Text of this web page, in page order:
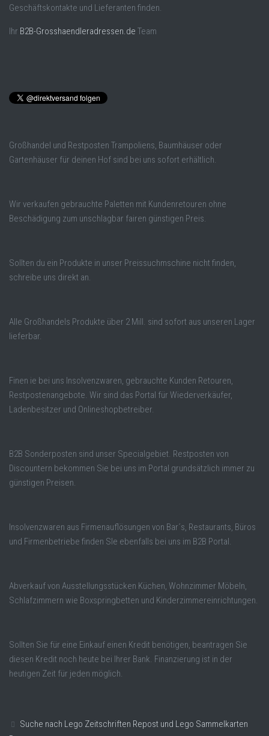
Geschäftskontakte und Lieferanten finden.
Ihr B2B-Grosshaendleradressen.de Team
Großhandel und Restposten Trampoliens, Baumhäuser oder
Gartenhäuser für deinen Hof sind bei uns sofort erhältlich.
Wir verkaufen gebrauchte Paletten mit Kundenretouren ohne
Beschädigung zum unschlagbar fairen günstigen Preis.
Sollten du ein Produkte in unser Preissuchmschine nicht finden,
schreibe uns direkt an.
Alle Großhandels Produkte über 2 Mill. sind sofort aus unseren Lager
lieferbar.
Finen ie bei uns Insolvenzwaren, gebrauchte Kunden Retouren,
Restpostenangebote. Wir sind das Portal für Wiederverkäufer,
Ladenbesitzer und Onlineshopbetreiber.
B2B Sonderposten sind unser Specialgebiet. Restposten von
Discountern bekommen Sie bei uns im Portal grundsätzlich immer zu
günstigen Preisen.
Insolvenzwaren aus Firmenauflösungen von Bar´s, Restaurants, Büros
und Firmenbetriebe finden SIe ebenfalls bei uns im B2B Portal.
Abverkauf von Ausstellungsstücken Küchen, Wohnzimmer Möbeln,
Schlafzimmern wie Boxspringbetten und Kinderzimmereinrichtungen.
Sollten Sie für eine Einkauf einen Kredit benötigen, beantragen Sie
diesen Kredit noch heute bei Ihrer Bank. Finanzierung ist in der
heutigen Zeit für jeden möglich.
Suche nach Lego Zeitschriften Repost und Lego Sammelkarten